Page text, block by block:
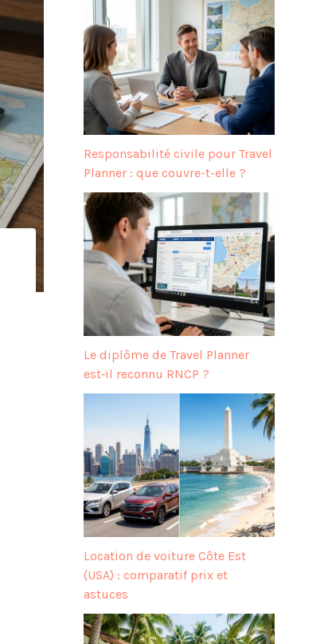
Responsabilité civile pour Travel
Planner : que couvre-t-elle ?
Le diplôme de Travel Planner
est‑il reconnu RNCP ?
Location de voiture Côte Est
(USA) : comparatif prix et
astuces